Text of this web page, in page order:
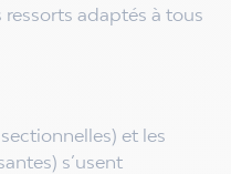
adaptés à tous
et les
s’usent